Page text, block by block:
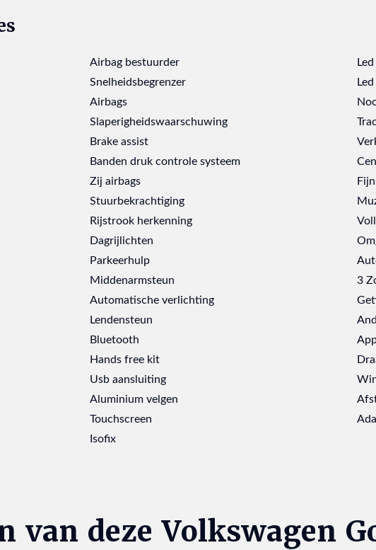
Airbag bestuurder
Snelheidsbegrenzer
Airbags
Slaperigheidswaarschuwing
Brake assist
Banden druk controle systeem
Zij airbags
Stuurbekrachtiging
Rijstrook herkenning
Dagrijlichten
Parkeerhulp
Middenarmsteun
Automatische verlichting
Lendensteun
Bluetooth
Hands free kit
Usb aansluiting
Aluminium velgen
Touchscreen
Isofix
3
van deze Volkswagen